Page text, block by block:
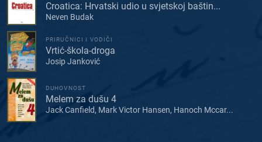
Croatica: Hrvatski udio u svjetskoj baštin...
Neven Budak
PRIRUČNICI I VODIČI
Vrtić-škola-droga
Josip Janković
DUHOVNOST
Melem za dušu 4
Jack Canfield, Mark Victor Hansen, Hanoch Mccar...